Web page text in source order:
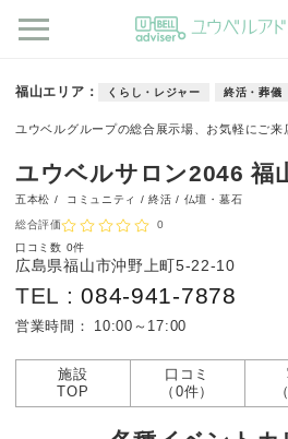
福山エリア くらし・レジャー 終活・葬儀
ユウベルグループの総合展示場、お気軽にご来
ユウベルサロン2046 福
五本松 / コミュニティ / 終活 / 仏壇・墓石
総合評価
0
口コミ数 0件
広島県福山市沖野上町5-22-10
TEL :084-941-7878
営業時間： 10:00～17:00
施設
TOP
口コミ
（0件）